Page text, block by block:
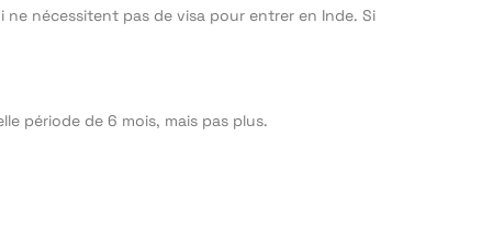
nécessitent pas de visa pour entrer en Inde. Si
période de 6 mois, mais pas plus.